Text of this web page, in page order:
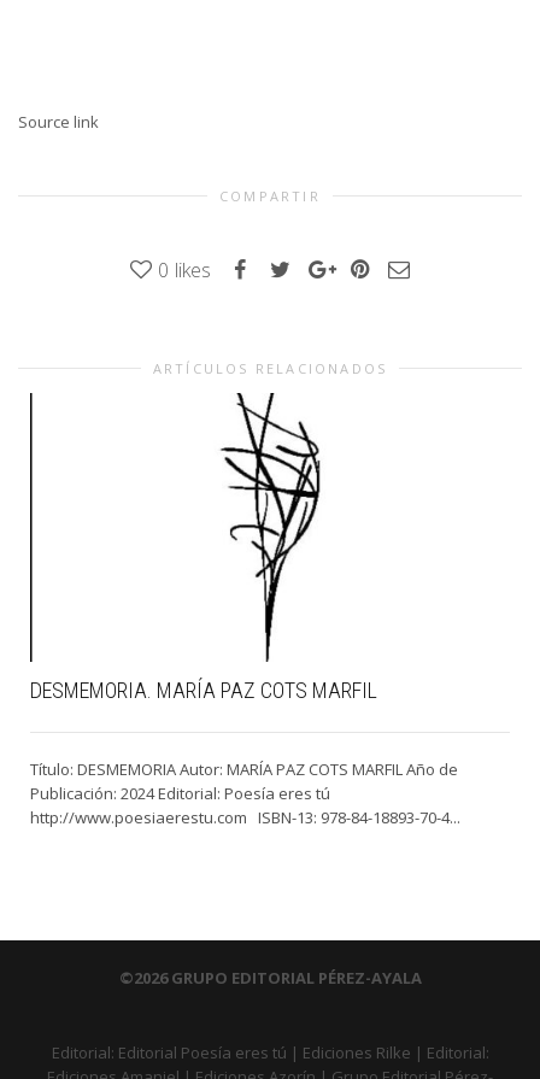
Source link
COMPARTIR
0 likes
ARTÍCULOS RELACIONADOS
DESMEMORIA. MARÍA PAZ COTS MARFIL
Título: DESMEMORIA Autor: MARÍA PAZ COTS MARFIL Año de
Publicación: 2024 Editorial: Poesía eres tú
http://www.poesiaerestu.com ISBN-13: 978-84-18893-70-4...
©2026 GRUPO EDITORIAL PÉREZ-AYALA
Editorial: Editorial Poesía eres tú | Ediciones Rilke | Editorial: